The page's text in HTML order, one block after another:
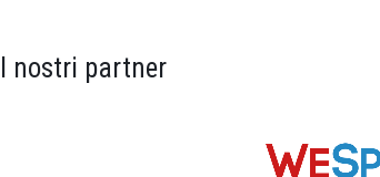
I nostri partner